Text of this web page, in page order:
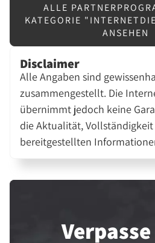
ALLE
KATEGORIE
ANSEHEN
Disclaimer
Alle Angaben sind
zusammengestellt. Die
übernimmt jedoch keine
die Aktualität,
bereitgestellten